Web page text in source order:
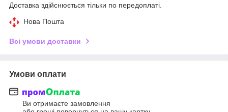
Доставка здійснюється тільки по передоплаті.
Нова Пошта
Всі умови доставки
Умови оплати
Ви отримаєте замовлення